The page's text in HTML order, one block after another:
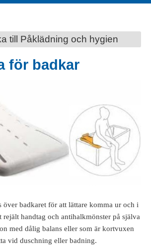
till Påklädning och hygien
för badkar
över badkaret för att lättare komma ur och i
rejält handtag och antihalkmönster på själva
med dålig balans eller som är kortvuxen
vid duschning eller badning.